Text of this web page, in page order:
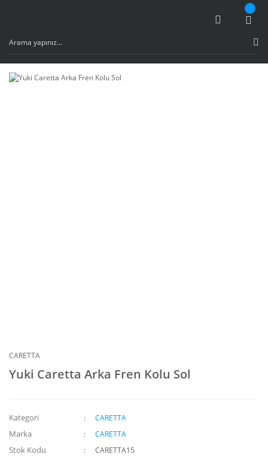
CARETTA
Yuki Caretta Arka Fren Kolu Sol
Kategori CARETTA
Marka CARETTA
Stok Kodu CARETTA15